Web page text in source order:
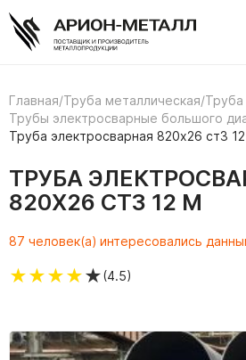
Главная/Труба металлическая/Труба
Трубы электросварные большого
Труба электросварная 820х26 ст3
ТРУБА
820Х26 СТ3 12 М
87 человек(а) интересовались
★★★★★(4.5)